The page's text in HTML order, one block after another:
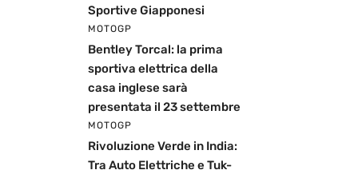
Sportive Giapponesi
MOTOGP
Bentley Torcal: la prima
sportiva elettrica della
casa inglese sarà
presentata il 23 settembre
MOTOGP
Rivoluzione Verde in India:
Tra Auto Elettriche e Tuk-